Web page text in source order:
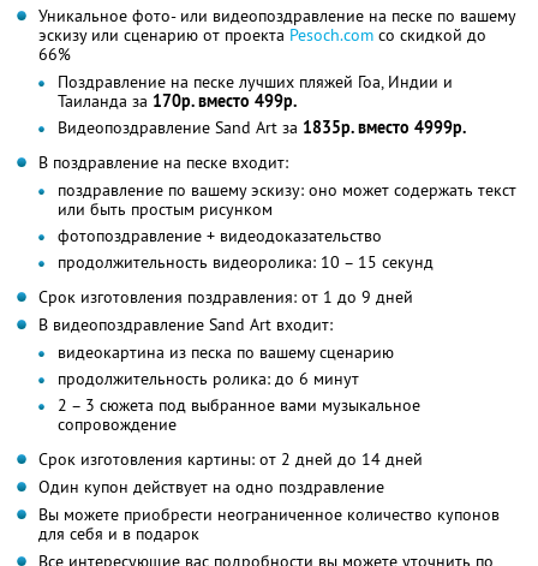
Уникальное фото- или видеопоздравление на песке по вашему
эскизу или сценарию от проекта Pesoch.com со скидкой до
66%
Поздравление на песке лучших пляжей Гоа, Индии и
Таиланда за 170р. вместо 499р.
Видеопоздравление Sand Art за 1835р. вместо 4999р.
В поздравление на песке входит:
поздравление по вашему эскизу: оно может содержать текст
или быть простым рисунком
фотопоздравление + видеодоказательство
продолжительность видеоролика: 10 – 15 секунд
Срок изготовления поздравления: от 1 до 9 дней
В видеопоздравление Sand Art входит:
видеокартина из песка по вашему сценарию
продолжительность ролика: до 6 минут
2 – 3 сюжета под выбранное вами музыкальное
сопровождение
Срок изготовления картины: от 2 дней до 14 дней
Один купон действует на одно поздравление
Вы можете приобрести неограниченное количество купонов
для себя и в подарок
Все интересующие вас подробности вы можете уточнить по